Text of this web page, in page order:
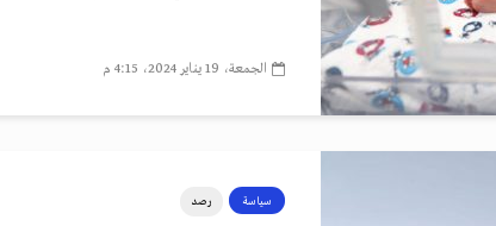
الجمعة، 19 يناير 2024، 4:15 م
سياسة رصد